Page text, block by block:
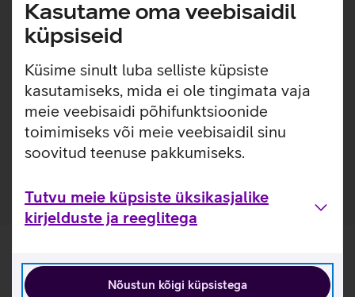
Kasutame oma veebisaidil
küpsiseid
Küsime sinult luba selliste küpsiste
kasutamiseks, mida ei ole tingimata vaja
meie veebisaidi põhifunktsioonide
toimimiseks või meie veebisaidil sinu
soovitud teenuse pakkumiseks.
Tutvu meie küpsiste üksikasjalike
kirjelduste ja reeglitega
Nõustun kõigi küpsistega
Õhuke, kerge ja lihtsasti kinnitatav ümbris, millel on
sisseehitatud MagSafe magnetid, mis muudavad ümbrise
kinnitamise ja eemaldamise väga lihtsaks. Ümbrisega on
võimalik kasutada Qi või MagSafe juhtmevaba laadimist
ilma seda eemaldamata. Lisaks saab ümbrise tagaküljele
mugavalt kinnitada ka rahatasku. Ümbris on mikrofiiber
sisuga, tagamaks telefonile kaitse mikrokriimustuste eest
juhuks, kui tolm ja mustus satuvad telefoni ja ümbrise
vahele.